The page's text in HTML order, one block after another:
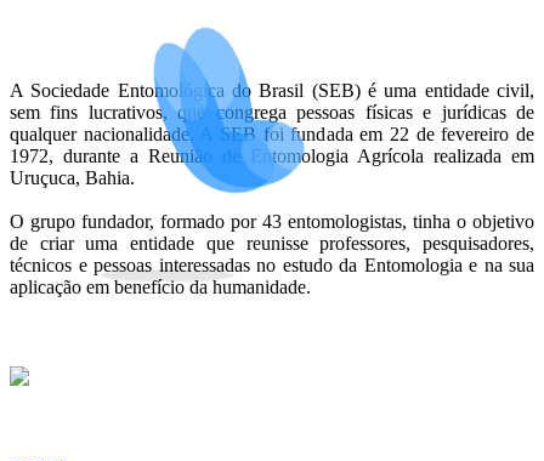
A Sociedade Entomológica do Brasil (SEB) é uma entidade civil,
sem fins lucrativos, que congrega pessoas físicas e jurídicas de
qualquer nacionalidade. A SEB foi fundada em 22 de fevereiro de
1972, durante a Reunião de Entomologia Agrícola realizada em
Uruçuca, Bahia.
O grupo fundador, formado por 43 entomologistas, tinha o objetivo
de criar uma entidade que reunisse professores, pesquisadores,
técnicos e pessoas interessadas no estudo da Entomologia e na sua
aplicação em benefício da humanidade.